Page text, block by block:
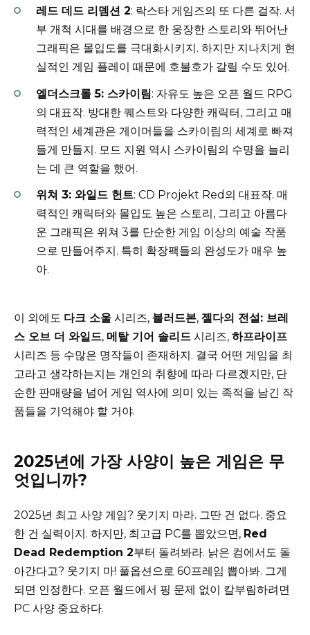
레드 데드 리뎀션 2: 락스타 게임즈의 또 다른 걸작. 서
부 개척 시대를 배경으로 한 웅장한 스토리와 뛰어난
그래픽은 몰입도를 극대화시키지. 하지만 지나치게 현
실적인 게임 플레이 때문에 호불호가 갈릴 수도 있어.
엘더스크롤 5: 스카이림: 자유도 높은 오픈 월드 RPG
의 대표작. 방대한 퀘스트와 다양한 캐릭터, 그리고 매
력적인 세계관은 게이머들을 스카이림의 세계로 빠져
들게 만들지. 모드 지원 역시 스카이림의 수명을 늘리
는 데 큰 역할을 했어.
위쳐 3: 와일드 헌트: CD Projekt Red의 대표작. 매
력적인 캐릭터와 몰입도 높은 스토리, 그리고 아름다
운 그래픽은 위쳐 3를 단순한 게임 이상의 예술 작품
으로 만들어주지. 특히 확장팩들의 완성도가 매우 높
아.
이 외에도 다크 소울 시리즈, 블러드본, 젤다의 전설: 브레
스 오브 더 와일드, 메탈 기어 솔리드 시리즈, 하프라이프
시리즈 등 수많은 명작들이 존재하지. 결국 어떤 게임을 최
고라고 생각하는지는 개인의 취향에 따라 다르겠지만, 단
순한 판매량을 넘어 게임 역사에 의미 있는 족적을 남긴 작
품들을 기억해야 할 거야.
2025년에 가장 사양이 높은 게임은 무
엇입니까?
2025년 최고 사양 게임? 웃기지 마라. 그딴 건 없다. 중요
한 건 실력이지. 하지만, 최고급 PC를 뽑았으면, Red
Dead Redemption 2부터 돌려봐라. 낡은 컴에서도 돌
아간다고? 웃기지 마! 풀옵션으로 60프레임 뽑아봐. 그게
되면 인정한다. 오픈 월드에서 핑 문제 없이 칼부림하려면
PC 사양 중요하다.